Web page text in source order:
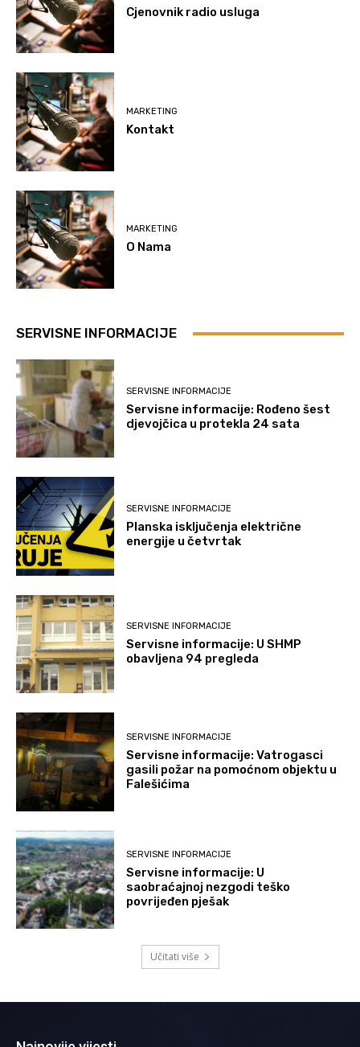
Cjenovnik radio usluga
MARKETING
Kontakt
MARKETING
O Nama
SERVISNE INFORMACIJE
SERVISNE INFORMACIJE
Servisne informacije: Rođeno šest
djevojčica u protekla 24 sata
SERVISNE INFORMACIJE
Planska isključenja električne
energije u četvrtak
SERVISNE INFORMACIJE
Servisne informacije: U SHMP
obavljena 94 pregleda
SERVISNE INFORMACIJE
Servisne informacije: Vatrogasci
gasili požar na pomoćnom objektu u
Falešićima
SERVISNE INFORMACIJE
Servisne informacije: U
saobraćajnoj nezgodi teško
povrijeđen pješak
Učitati više